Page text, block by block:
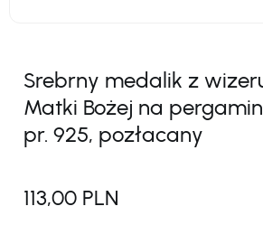
Srebrny medalik z
Matki Bożej na
pr. 925, pozłacany
113,00 PLN